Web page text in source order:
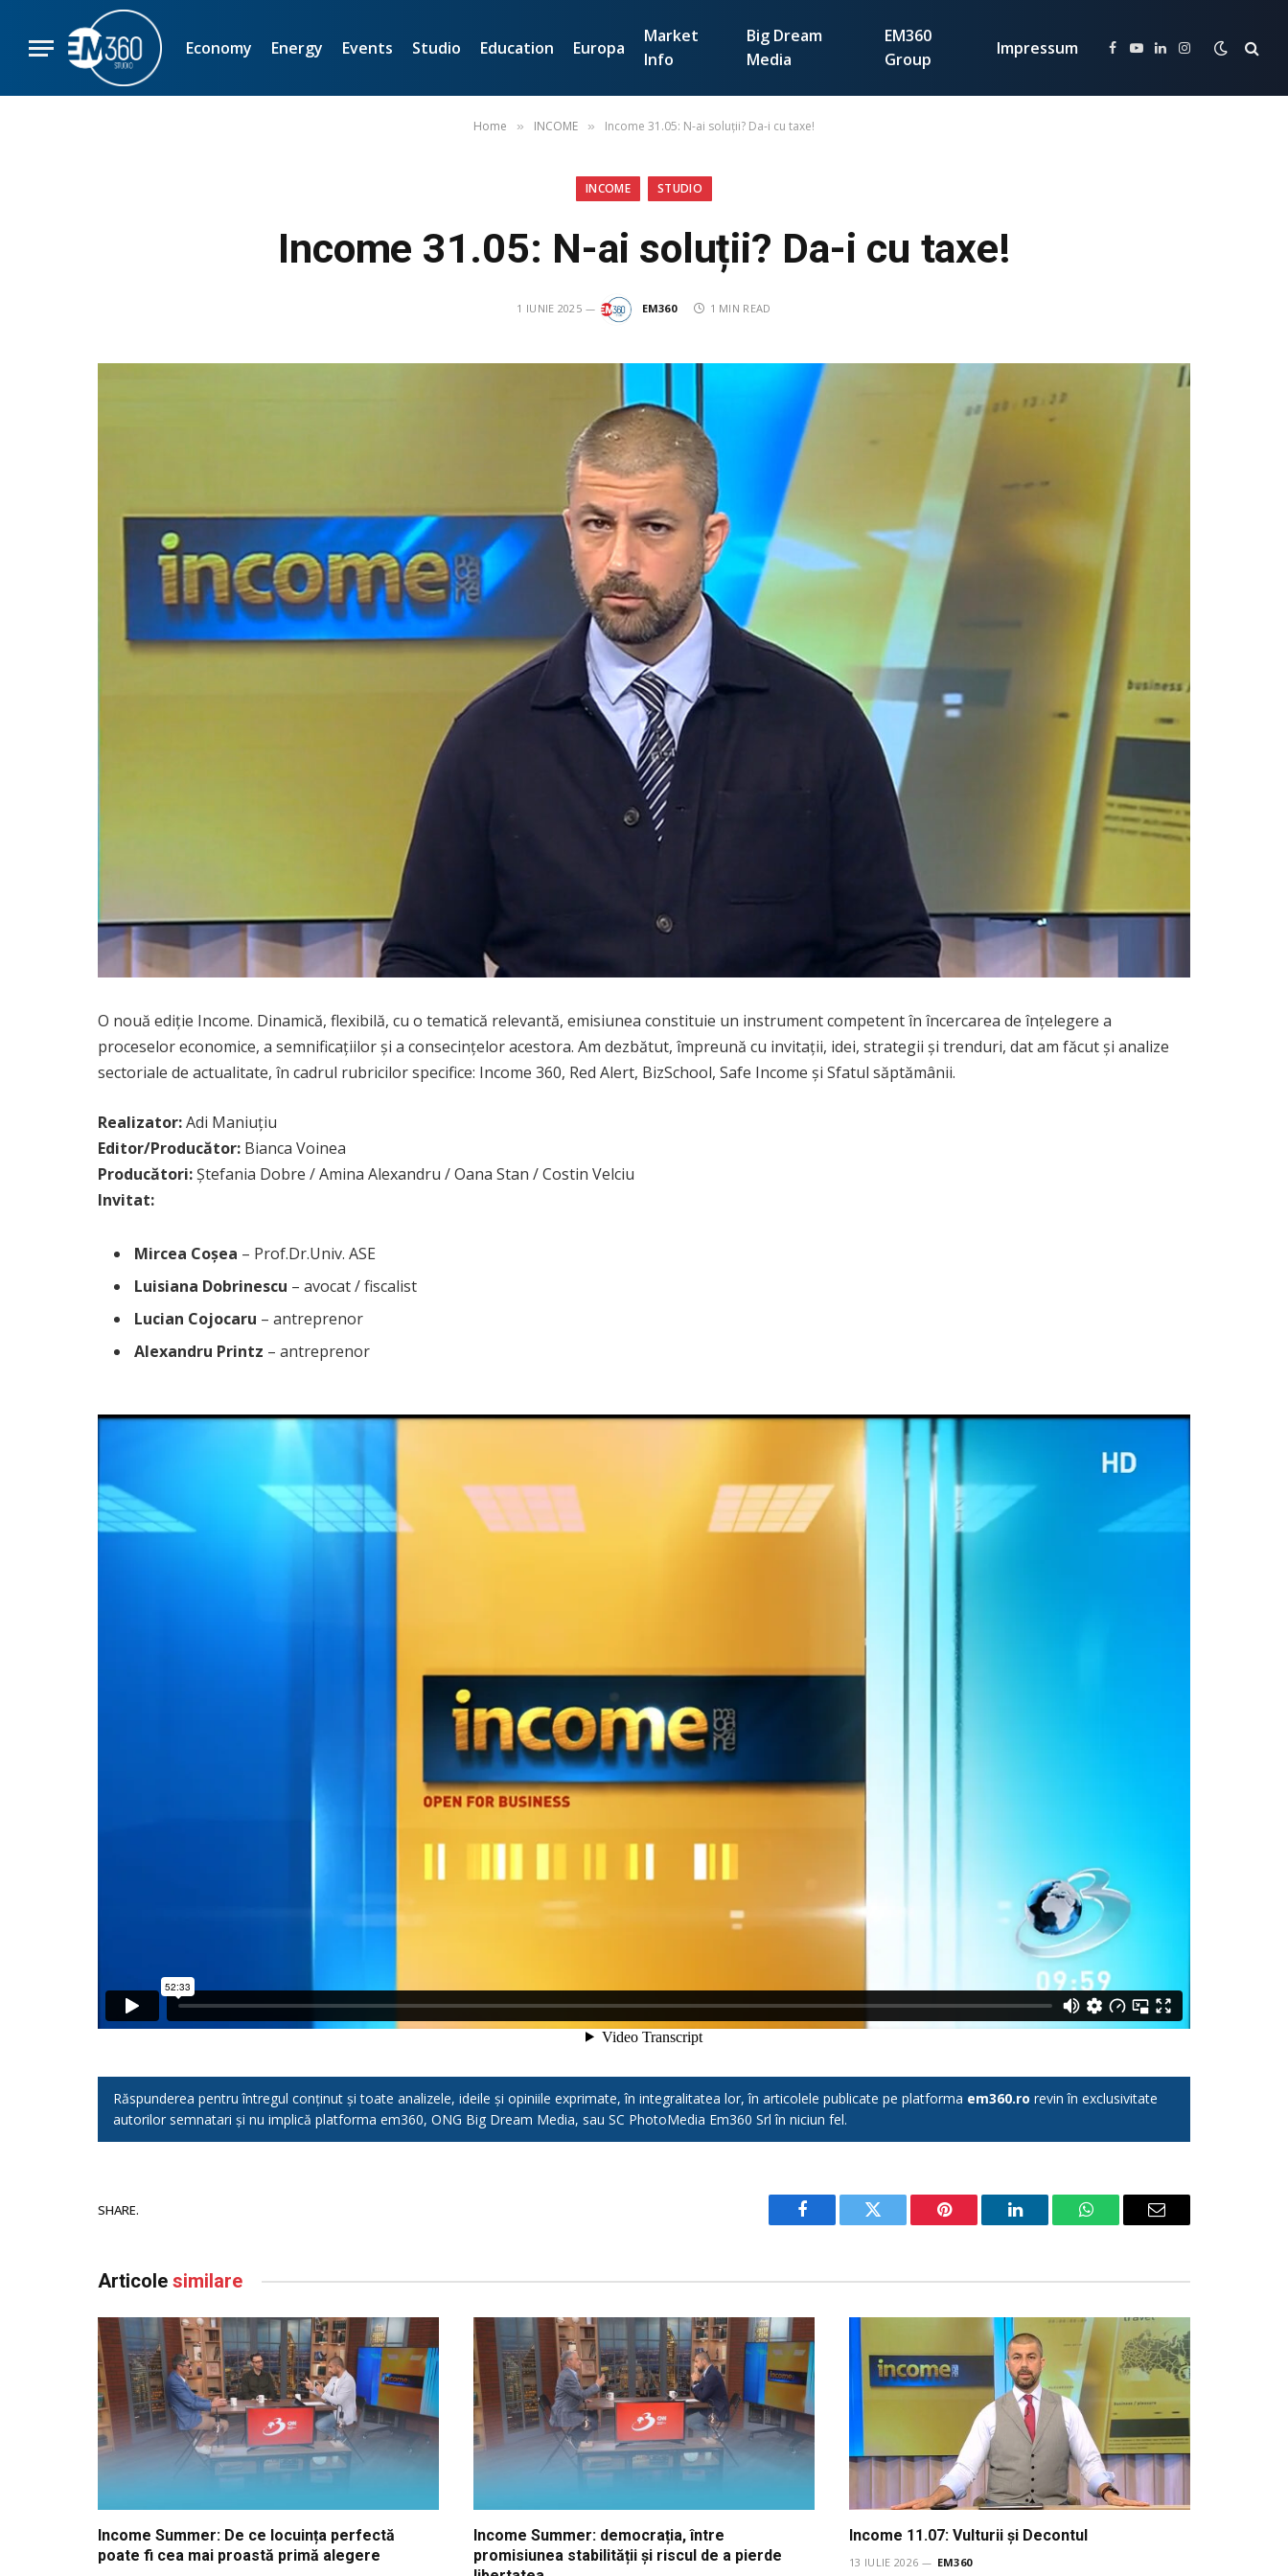
Economy Energy Events Studio Education Europa
Market
Info
Big Dream
Media
EM360
Group
Impressum Facebook
YouTube
LinkedInInstagram
Home » INCOME » Income 31.05: N-ai soluții? Da-i cu taxe!
INCOME STUDIO
Income 31.05: N-ai soluții? Da-i cu taxe!
1 IUNIE 2025 EM360 1 MIN READ
O nouă ediție Income. Dinamică, flexibilă, cu o tematică relevantă, emisiunea constituie un instrument competent în încercarea de înţelegere a
proceselor economice, a semnificaţiilor şi a consecinţelor acestora. Am dezbătut, împreună cu invitații, idei, strategii și trenduri, dat am făcut și analize
sectoriale de actualitate, în cadrul rubricilor specifice: Income 360, Red Alert, BizSchool, Safe Income și Sfatul săptămânii.
Realizator:Adi Maniuțiu
Editor/Producător: Bianca Voinea
Producători: Ștefania Dobre / Amina Alexandru / Oana Stan / Costin Velciu
Invitat:
Mircea Coșea – Prof.Dr.Univ. ASE
Luisiana Dobrinescu – avocat / fiscalist
Lucian Cojocaru – antreprenor
Alexandru Printz – antreprenor
Răspunderea pentru întregul conținut și toate analizele, ideile și opiniile exprimate, în integralitatea lor, în articolele publicate pe platforma em360.ro revin în exclusivitate
autorilor semnatari și nu implică platforma em360, ONG Big Dream Media, sau SC PhotoMedia Em360 Srl în niciun fel.
SHARE.
Facebook Twitter Pinterest LinkedIn WhatsAppEmail
Articole similare
Income Summer: De ce locuința perfectă
poate fi cea mai proastă primă alegere
Income Summer: democrația, între
promisiunea stabilității și riscul de a pierde
Income 11.07: Vulturii şi Decontul
13 IULIE 2026 EM360